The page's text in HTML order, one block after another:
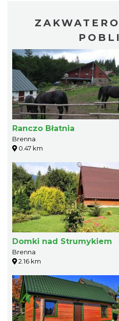
Ranczo Błatnia
Brenna
0.47 km
Domki nad Strumykiem
Brenna
2.16 km